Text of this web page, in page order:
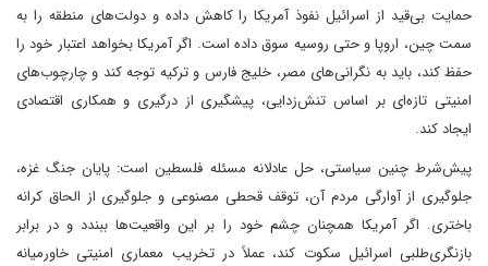
حمایت بی‌قید از اسرائیل نفوذ آمریکا را کاهش داده و دولت‌های منطقه را به
سمت چین، اروپا و حتی روسیه سوق داده است. اگر آمریکا بخواهد اعتبار خود را
حفظ کند، باید به نگرانی‌های مصر، خلیج فارس و ترکیه توجه کند و چارچوب‌های
امنیتی تازه‌ای بر اساس تنش‌زدایی، پیشگیری از درگیری و همکاری اقتصادی
ایجاد کند.
پیش‌شرط چنین سیاستی، حل عادلانه مسئله فلسطین است: پایان جنگ غزه،
جلوگیری از آوارگی مردم آن، توقف قحطی مصنوعی و جلوگیری از الحاق کرانه
باختری. اگر آمریکا همچنان چشم خود را بر این واقعیت‌ها ببندد و در برابر
بازنگری‌طلبی اسرائیل سکوت کند، عملاً در تخریب معماری امنیتی خاورمیانه